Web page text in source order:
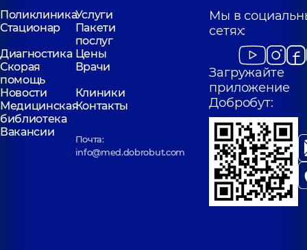
ПоликлиникаУслуги
Стационар
Пакети
послуг
Диагностика Цены
Скорая
помощь
Врачи
Новости
Клиники
Медицинская
библиотека
Контакты
Вакансии
Почта:
info@med.dobrobut.com
Мы в
сетях:
Загружайте
приложение
Добробут: